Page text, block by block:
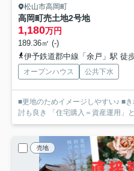
松山市高岡町
高岡町売土地2号地
1,180万円
189.36㎡ (-)
伊予鉄道郡中線「余戸」駅 徒
オープンハウス 公共下水
■更地のためイメージしやすい♪ ■
討も良き 「住宅購入＝資産運
売地